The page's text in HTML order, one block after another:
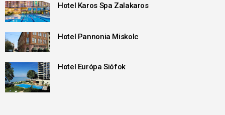
Hotel Karos Spa Zalakaros
Hotel Pannonia Miskolc
Hotel Európa Siófok